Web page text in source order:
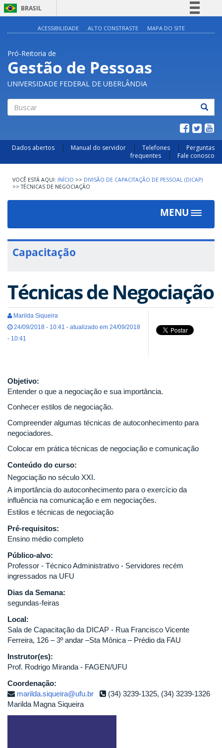
BRASIL
Acesso à informação
Legislação
Canais
ACESSIBILIDADE ALTO CONSTRASTE MAPA DO SITE
Pró-Reitoria de
Gestão de Pessoas
UNIVERSIDADE FEDERAL DE UBERLÂNDIA
Dados abertos Manual do servidor Telefones
Perguntas
frequentes
Fale conosco
INÍCIO >> DIVISÃO DE CAPACITAÇÃO DE PESSOAL (DICAP)
>> TÉCNICAS DE NEGOCIAÇÃO
MENU
Toggle
Capacitação
Técnicas de Negociação
Marilda Siqueira
24/09/2018 - 10:41 - atualizado em 24/09/2018
- 10:41
Objetivo:
Entender o que a negociação e sua importância.
Conhecer estilos de negociação.
Compreender algumas técnicas de autoconhecimento para
negociadores.
Colocar em prática técnicas de negociação e comunicação
Conteúdo do curso:
Negociação no século XXI.
A importância do autoconhecimento para o exercício da
influência na comunicação e em negociações.
Estilos e técnicas de negociação
Pré-requisitos:
Ensino médio completo
Público-alvo:
Professor - Técnico Administrativo - Servidores recém
ingressados na UFU
Dias da Semana:
segundas-feiras
Local:
Sala de Capacitação da DICAP - Rua Francisco Vicente
Ferreira, 126 – 3º andar –Sta Mônica – Prédio da FAU
Instrutor(es):
Prof. Rodrigo Miranda - FAGEN/UFU
Coordenação:
marilda.siqueira@ufu.br
(34) 3239-1325, (34) 3239-1326
Marilda Magna Siqueira